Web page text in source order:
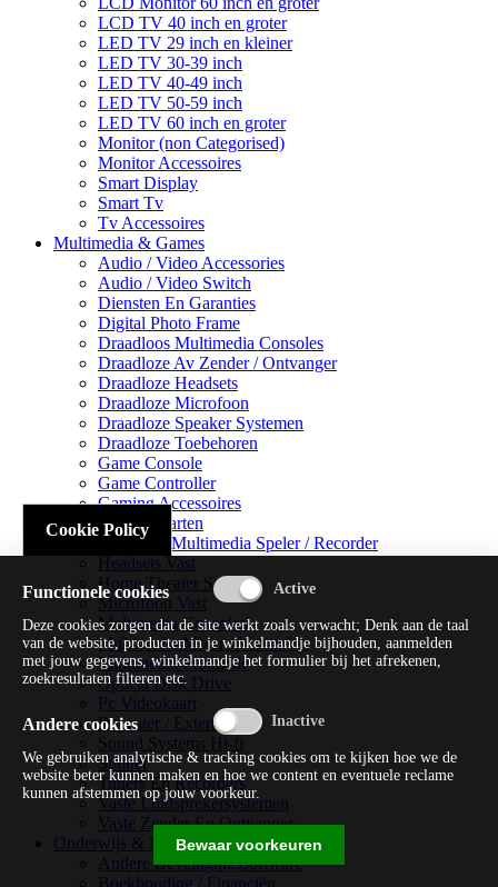
LCD TV 40 inch en groter
LED TV 29 inch en kleiner
LED TV 30-39 inch
LED TV 40-49 inch
LED TV 50-59 inch
LED TV 60 inch en groter
Monitor (non Categorised)
Monitor Accessoires
Smart Display
Smart Tv
Tv Accessoires
Multimedia & Games
Audio / Video Accessories
Audio / Video Switch
Diensten En Garanties
Digital Photo Frame
Draadloos Multimedia Consoles
Draadloze Av Zender / Ontvanger
Draadloze Headsets
Draadloze Microfoon
Draadloze Speaker Systemen
Draadloze Toebehoren
Game Console
Game Controller
Gaming Accessoires
Geluidskaarten
Handheld Multimedia Speler / Recorder
Headsets Vast
Home Theater Systems
Microfoon Vast
Multimedia Consoles
Multimedia Mixer / Versterker
Multimedia Productie
Optical Disk Drive
Pc Videokaart
Repeater / Extender
Sound Systems Hi-fi
Splitter
Tuners En Recorders
Vaste Luidsprekersystemen
Vaste Zender En Ontvanger
Onderwijs & Recreatie
Andere Beveiligingssoftware
Cookie Policy
Functionele cookies
Deze cookies zorgen dat de site werkt zoals verwacht; Denk aan de taal
van de website, producten in je winkelmandje bijhouden, aanmelden
met jouw gegevens, winkelmandje het formulier bij het afrekenen,
zoekresultaten filteren etc.
Andere cookies
We gebruiken analytische & tracking cookies om te kijken hoe we de
website beter kunnen maken en hoe we content en eventuele reclame
kunnen afstemmen op jouw voorkeur.
Bewaar voorkeuren